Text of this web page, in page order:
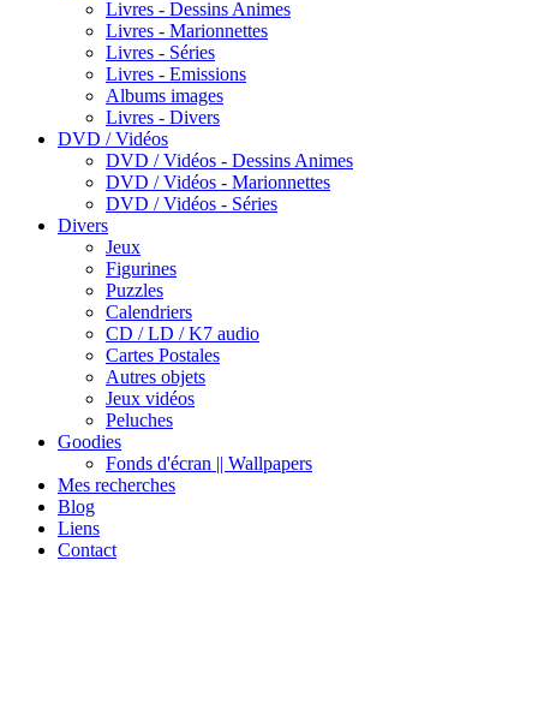
Livres - Dessins Animes
Livres - Marionnettes
Livres - Séries
Livres - Emissions
Albums images
Livres - Divers
DVD / Vidéos
DVD / Vidéos - Dessins Animes
DVD / Vidéos - Marionnettes
DVD / Vidéos - Séries
Divers
Jeux
Figurines
Puzzles
Calendriers
CD / LD / K7 audio
Cartes Postales
Autres objets
Jeux vidéos
Peluches
Goodies
Fonds d'écran || Wallpapers
Mes recherches
Blog
Liens
Contact